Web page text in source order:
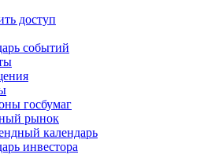
доступ
событий
госбумаг
рынок
календарь
инвестора